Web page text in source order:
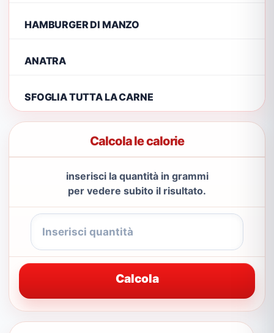
HAMBURGER DI MANZO
ANATRA
SFOGLIA TUTTA LA CARNE
Calcola le calorie
inserisci la quantità in grammi
per vedere subito il risultato.
Calcola